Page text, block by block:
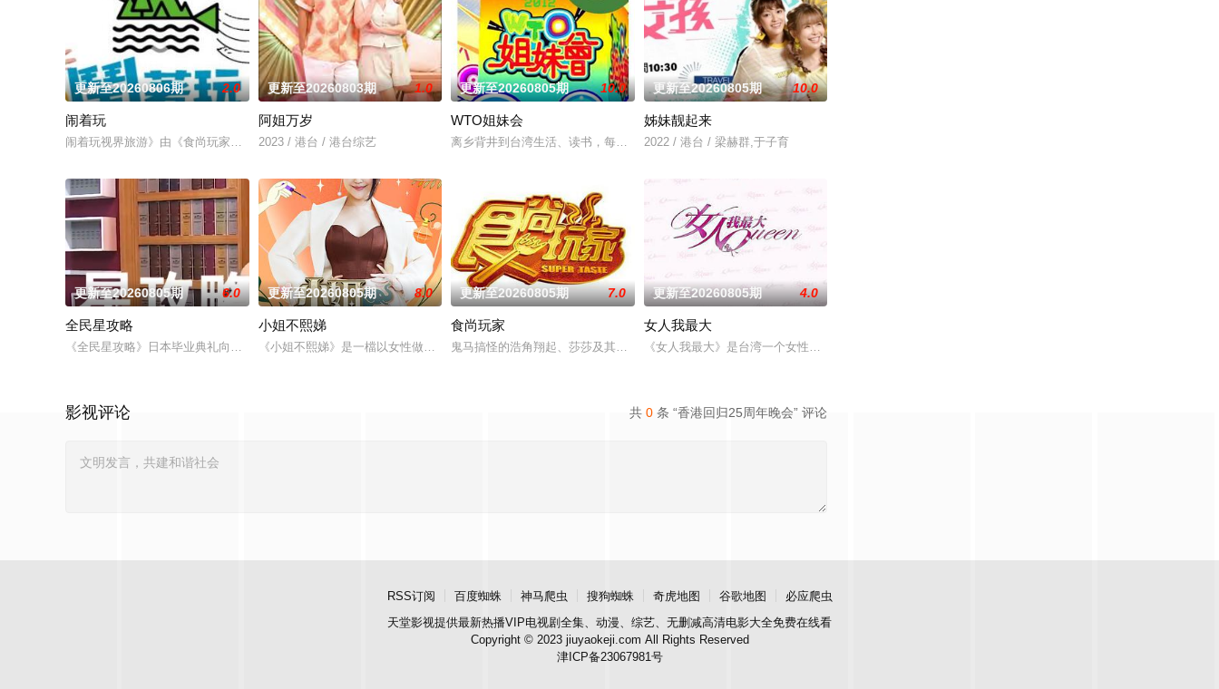
更新至20260806期 2.0
闹着玩
闹着玩视界旅游》由《食尚玩家》建造团队以及浩角翔起、颜永烈，重新拾起主持棒，带大家继续闹着玩！
更新至20260803期 1.0
阿姐万岁
2023 / 港台 / 港台综艺
更新至20260805期 10.0
WTO姐妹会
离乡背井到台湾生活、读书，每个台湾新住民难免会因为文化差异、风俗不同，在日常生活上遇到许多有趣的事。哪国女生最受
更新至20260805期 10.0
姊妹靓起来
2022 / 港台 / 梁赫群,于子育
更新至20260805期 6.0
全民星攻略
《全民星攻略》日本毕业典礼向学长要制服的第二颗钮釦代表著什麽意思呢？喜欢金庸小说的人必须要来挑战这一题，郭靖第一
更新至20260805期 8.0
小姐不熙娣
《小姐不熙娣》是一檔以女性做為出發點，討論內容聚焦女性職場與生活感受的節目。
更新至20260805期 7.0
食尚玩家
鬼马搞怪的浩角翔起、莎莎及其他主持人，以轻松有趣、非一般的旅游方式，带你游遍世界各地！不管是奢侈豪华团或讲求经济
更新至20260805期 4.0
女人我最大
《女人我最大》是台湾一个女性类的电视娱乐节目，讨论各种女性感兴趣的话题——从头到脚，从里到外，从
共 0 条 “香港回归25周年晚会” 评论
影视评论
RSS订阅 百度蜘蛛 神马爬虫 搜狗蜘蛛 奇虎地图 谷歌地图
必应爬虫
天堂影视提供最新热播VIP电视剧全集、动漫、综艺、无删减高清电影大全免费在线看
Copyright © 2023 jiuyaokeji.com All Rights Reserved
津ICP备23067981号